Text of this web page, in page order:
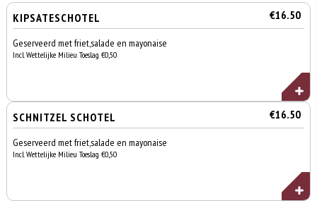
KIPSATESCHOTEL €16.50
Geserveerd met friet,salade en mayonaise
Incl. Wettelijke Milieu Toeslag €0,50
SCHNITZEL SCHOTEL €16.50
Geserveerd met friet,salade en mayonaise
Incl. Wettelijke Milieu Toeslag €0,50